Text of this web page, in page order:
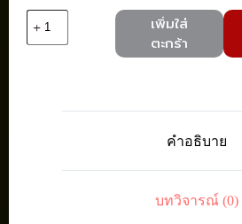
จำนวน
เพิ่มใส่
ตะกร้า
คำอธิบาย
บทวิจารณ์ (0)